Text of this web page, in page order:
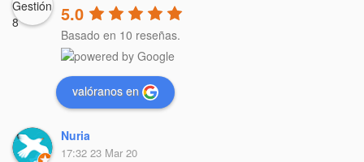
5.0
Basado en 10 reseñas.
valóranos en
Nuria
17:32 23 Mar 20